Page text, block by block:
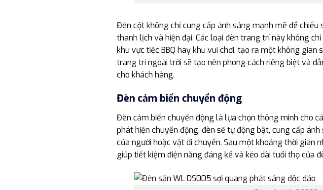
Đèn cột không chỉ cung cấp ánh sáng mạnh mẽ để
thanh lịch và hiện đại. Các loại đèn trang trí này không
khu vực tiệc BBQ hay khu vui chơi, tạo ra một không
trang trí ngoài trời sẽ tạo nên phong cách riêng biệt và
cho khách hàng.
Đèn cảm biến chuyển động
Đèn cảm biến chuyển động là lựa chọn thông minh cho
phát hiện chuyển động, đèn sẽ tự động bật, cung cấp
của người hoặc vật di chuyển. Sau một khoảng thời gian
giúp tiết kiệm điện năng đáng kể và kéo dài tuổi thọ của